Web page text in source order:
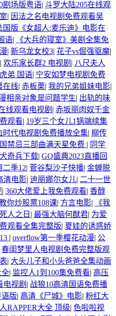
剧场版粤语| 斗罗大陆205在线观
| 因法之名电视剧免费观看吴
国版《女超人:麦乐迪》电影在
语|
《大兵的寝室》美剧全集免
| 新乌龙女校3| 花子vs倔强驱魔|
| 欢乐家长群2 电视剧 | 八尺夫人
弟 国语| 宁安如梦电视剧免费
在线| 赤板栗| 我的兄弟姐妹电影|
相亲对象是问题学生| 出轨的味
线观看电视剧 | 赤坂丽肉奴千金
观看| 19岁三个女儿1锅端续集
时代电视剧免费播放全集| 柳传
禁忌三部曲满天星免费 | 同学
奇兵下载| GQ盛典2023直播回
二季12| 菅谷梨沙子快播| 金蝉脱
清电影| 迪丽娜尔女儿| 二十一世
| 360大佬爱上我免费观看| 香醇
你炒股票108课| 方言电影|
《我
人之日 | 最强大脑何猷君| 为爱
观看全集完整版| 夏娃的诱惑娇
| overflow第一季樱花动漫| 公
春闺梦里人电视剧免费完整版观
| 大头儿子和小头爸爸全集动画
全| 监控人1到100集免费看| 高压
电视剧 | 战狼10高清国语免费播
版| 高清《尸城》电影| 粉红大
RAPPER大全 顶级| 色啦啦视